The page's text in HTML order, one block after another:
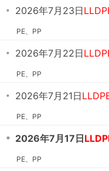
・ 2026年7月23日
PE、PP
・ 2026年7月22日
PE、PP
・ 2026年7月21日
PE、PP
・ 2026年7月17日
PE、PP